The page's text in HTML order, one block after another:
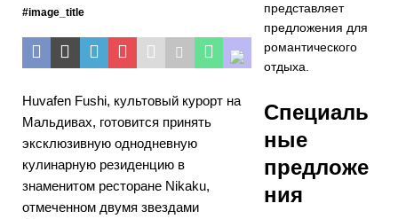
премиальных
системе «все
включено».
5-
ЗВЕЗДОЧНЫЕ
#image_title
Huvafen Fushi, культовый курорт на
Мальдивах, готовится принять
эксклюзивную однодневную
кулинарную резиденцию в
знаменитом ресторане Nikaku,
отмеченном двумя звездами
представляет
предложения для
романтического
отдыха.
Специаль
ные
предложе
ния